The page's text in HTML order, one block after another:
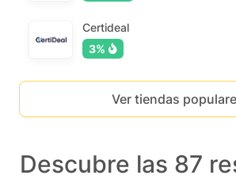
Certideal
3%
Ver tiendas
Descubre las 87